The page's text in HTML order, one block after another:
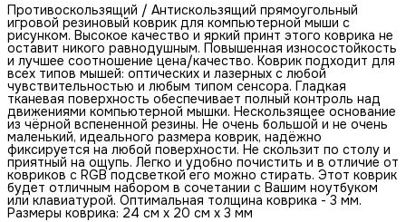
Противоскользящий / Антискользящий прямоугольный
игровой резиновый коврик для компьютерной мыши с
рисунком. Высокое качество и яркий принт этого коврика не
оставит никого равнодушным. Повышенная износостойкость
и лучшее соотношение цена/качество. Коврик подходит для
всех типов мышей: оптических и лазерных с любой
чувствительностью и любым типом сенсора. Гладкая
тканевая поверхность обеспечивает полный контроль над
движениями компьютерной мышки. Нескользящее основание
из чёрной вспененной резины. Не очень большой и не очень
маленький, идеального размера коврик, надёжно
фиксируется на любой поверхности. Не скользит по столу и
приятный на ощупь. Легко и удобно почистить и в отличие от
ковриков с RGB подсветкой его можно стирать. Этот коврик
будет отличным набором в сочетании с Вашим ноутбуком
или клавиатурой. Оптимальная толщина коврика - 3 мм.
Размеры коврика: 24 см x 20 см x 3 мм